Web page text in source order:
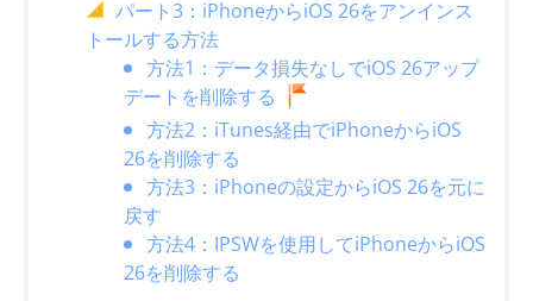
パート3：iPhoneからiOS 26をアンインス
トールする方法
方法1：データ損失なしでiOS 26アップ
デートを削除する
方法2：iTunes経由でiPhoneからiOS
26を削除する
方法3：iPhoneの設定からiOS 26を元に
戻す
方法4：IPSWを使用してiPhoneからiOS
26を削除する